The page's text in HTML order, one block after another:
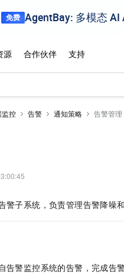
监控 告警 通知策略 告警管理
警子系统，负责管理告警降噪和
告警监控系统的告警，完成告